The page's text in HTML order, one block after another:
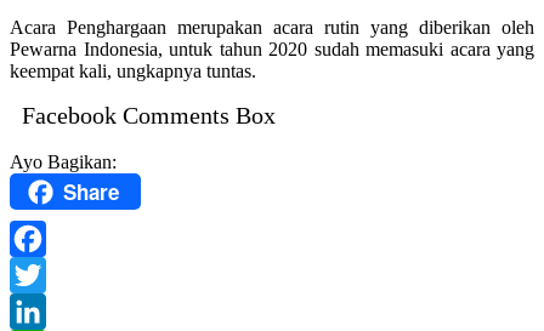
Acara Penghargaan merupakan acara rutin yang diberikan oleh
Pewarna Indonesia, untuk tahun 2020 sudah memasuki acara yang
keempat kali, ungkapnya tuntas.
Facebook Comments Box
Ayo Bagikan:
Share
Facebook
Twitter